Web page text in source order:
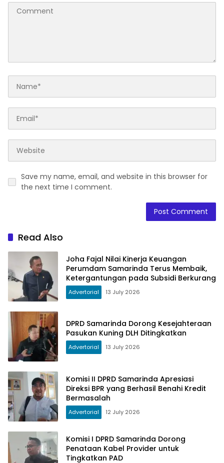
Save my name, email, and website in this browser for
the next time I comment.
Read Also
Joha Fajal Nilai Kinerja Keuangan
Perumdam Samarinda Terus Membaik,
Ketergantungan pada Subsidi Berkurang
Advertorial 13 July 2026
DPRD Samarinda Dorong Kesejahteraan
Pasukan Kuning DLH Ditingkatkan
Advertorial 13 July 2026
Komisi II DPRD Samarinda Apresiasi
Direksi BPR yang Berhasil Benahi Kredit
Bermasalah
Advertorial 12 July 2026
Komisi I DPRD Samarinda Dorong
Penataan Kabel Provider untuk
Tingkatkan PAD